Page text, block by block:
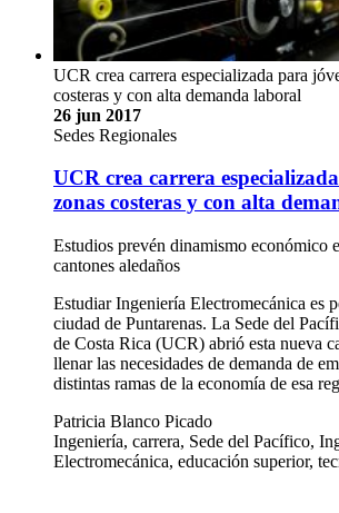
UCR crea carrera especializada para
costeras y con alta demanda laboral
26 jun 2017
Sedes Regionales
UCR crea carrera
zonas costeras y con alta
Estudios prevén dinamismo económico
cantones aledaños
Estudiar Ingeniería Electromecánica es
ciudad de Puntarenas. La Sede del
de Costa Rica (UCR) abrió esta nueva
llenar las necesidades de demanda de
distintas ramas de la economía de esa
Patricia Blanco Picado
Ingeniería, carrera, Sede del Pacífico,
Electromecánica, educación superior,